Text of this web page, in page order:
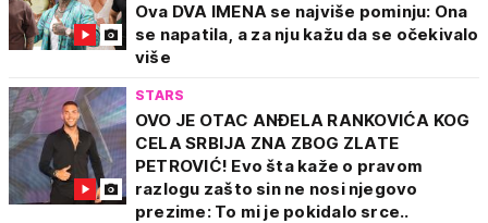
Ova DVA IMENA se najviše pominju: Ona
se napatila, a za nju kažu da se očekivalo
više
STARS
OVO JE OTAC ANĐELA RANKOVIĆA KOG
CELA SRBIJA ZNA ZBOG ZLATE
PETROVIĆ! Evo šta kaže o pravom
razlogu zašto sin ne nosi njegovo
prezime: To mi je pokidalo srce..